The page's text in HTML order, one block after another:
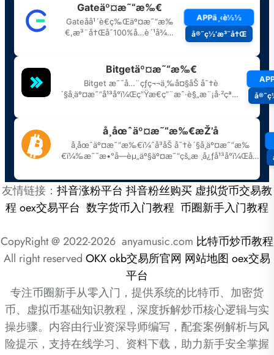
友情链接： 抖音涨粉平台 抖音粉丝购买虚拟货币交易教
程oex交易平台 数字货币入门教程 币圈新手入门教程
CopyRight @ 2022-2026 anyamusic.com 比特币炒币教程
All right reserved OKXokb交易所官网 网站地图 oex交易
平台
专注币圈新手从零入门，提供系统的比特币、加密货
币、虚拟币基础知识教程，深度拆解炒币核心逻辑与实
操步骤。内容由行业资深导师编写，配套案例解析与风
险提示，支持在线学习、资料下载，助力新手安全掌握